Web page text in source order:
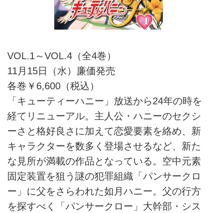
VOL.1～VOL.4（全4巻）
11月15日（水）廉価発売
各巻￥6,600（税込）
「キューティーハニー」放送から24年の時を
経てリニューアル。主人公・ハニーのセクシ
ーさと格好良さに加えて恋愛要素を絡め、新
キャラクターを数多く登場させるなど、新た
な見所が満載の作品となっている。空中元素
固定装置を狙う謎の犯罪組織「パンサークロ
ー」に父をさらわれた如月ハニー。父の行方
を探すべく「パンサークロー」大幹部・シス